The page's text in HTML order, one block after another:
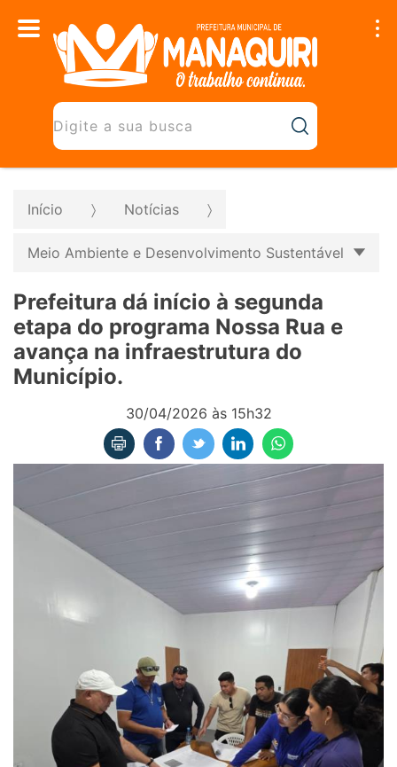
Início Notícias
Meio Ambiente e Desenvolvimento Sustentável
Prefeitura dá início à segunda
etapa do programa Nossa Rua e
avança na infraestrutura do
Município.
30/04/2026 às 15h32